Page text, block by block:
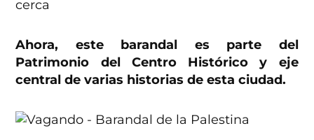
Ahora, este barandal es parte del
Patrimonio del Centro Histórico y eje
central de varias historias de esta ciudad.